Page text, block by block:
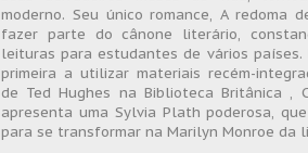
moderno. Seu único romance, A redoma
fazer parte do cânone literário,
leituras para estudantes de vários países.
primeira a utilizar materiais recém-
de Ted Hughes na Biblioteca Britânica ,
apresenta uma Sylvia Plath poderosa,
para se transformar na Marilyn Monroe da